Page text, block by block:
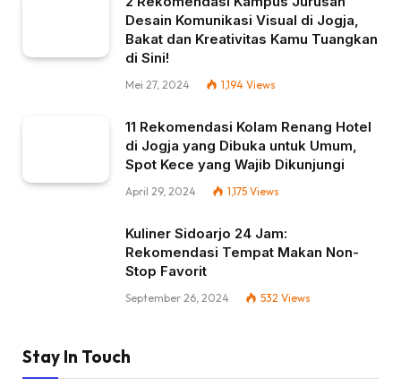
Desain Komunikasi Visual di Jogja,
Bakat dan Kreativitas Kamu Tuangkan
di Sini!
Mei 27, 2024 1,194 Views
11 Rekomendasi Kolam Renang Hotel
di Jogja yang Dibuka untuk Umum,
Spot Kece yang Wajib Dikunjungi
April 29, 2024 1,175 Views
Kuliner Sidoarjo 24 Jam:
Rekomendasi Tempat Makan Non-
Stop Favorit
September 26, 2024 532 Views
Stay In Touch